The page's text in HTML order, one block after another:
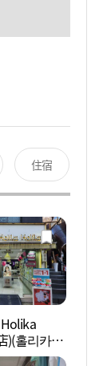
住宿
)(홀리카홀